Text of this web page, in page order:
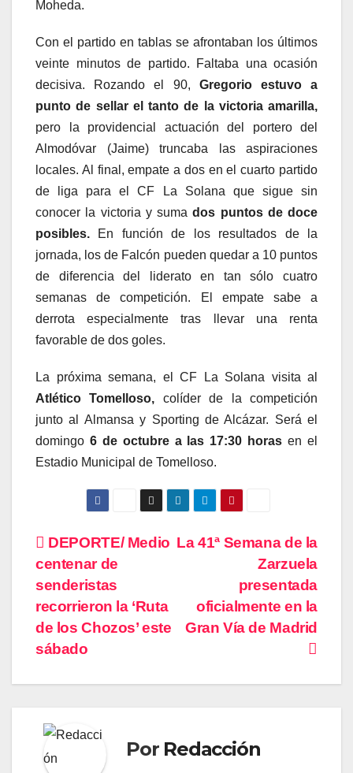
Moheda.
Con el partido en tablas se afrontaban los últimos
veinte minutos de partido. Faltaba una ocasión
decisiva. Rozando el 90, Gregorio estuvo a
punto de sellar el tanto de la victoria amarilla,
pero la providencial actuación del portero del
Almodóvar (Jaime) truncaba las aspiraciones
locales. Al final, empate a dos en el cuarto partido
de liga para el CF La Solana que sigue sin
conocer la victoria y sumados puntos de doce
posibles. En función de los resultados de la
jornada, los de Falcón pueden quedar a 10 puntos
de diferencia del liderato en tan sólo cuatro
semanas de competición. El empate sabe a
derrota especialmente tras llevar una renta
favorable de dos goles.
La próxima semana, el CF La Solana visita al
Atlético Tomelloso, colíder de la competición
junto al Almansa y Sporting de Alcázar. Será el
domingo 6 de octubre a las 17:30 horasen el
Estadio Municipal de Tomelloso.
Navegación
de
entradas
La 41ª Semana de la
Zarzuela
presentada
oficialmente en la
Gran Vía de Madrid
DEPORTE/ Medio
centenar de
senderistas
recorrieron la ‘Ruta
de los Chozos’ este
sábado
Por Redacción